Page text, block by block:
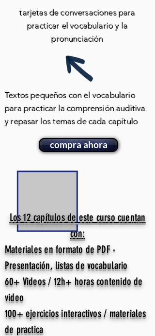
tarjetas de conversaciones para
practicar el vocabulario y la
pronunciación
Textos pequeños con el vocabulario
para practicar la comprensión auditiva
y repasar los temas de cada capítulo
compra ahora
Los 12 capítulos de este curso cuentan
con:
Materiales en formato de PDF -
Presentación, listas de vocabulario
60+ Videos / 12h+ horas contenido de
video
100+ ejercicios interactivos / materiales
de practica